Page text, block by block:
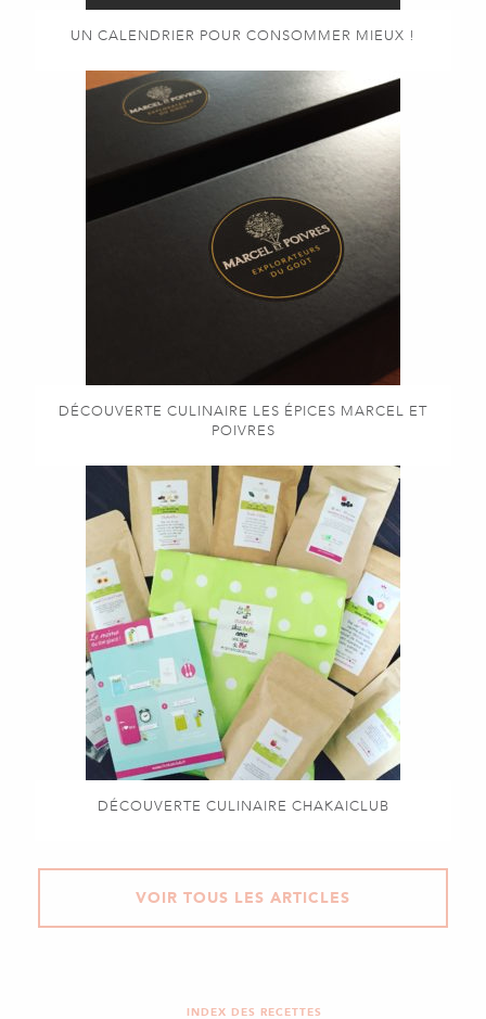
UN CALENDRIER POUR CONSOMMER MIEUX !
DÉCOUVERTE CULINAIRE LES ÉPICES MARCEL ET
POIVRES
DÉCOUVERTE CULINAIRE CHAKAICLUB
VOIR TOUS LES ARTICLES
INDEX DES RECETTES